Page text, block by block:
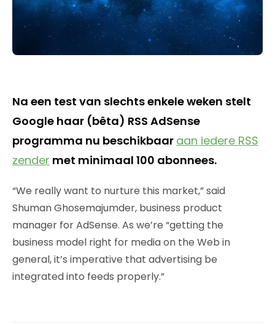
Na een test van slechts enkele weken stelt
Google haar (bêta) RSS AdSense
programma nu beschikbaar aan iedere RSS
zender met minimaal 100 abonnees.
“We really want to nurture this market,” said
Shuman Ghosemajumder, business product
manager for AdSense. As we’re “getting the
business model right for media on the Web in
general, it’s imperative that advertising be
integrated into feeds properly.”